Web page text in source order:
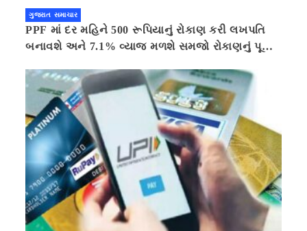
ગુજરાત સમાચાર
PPF માં દર મહિને 500 રૂપિયાનું રોકાણ કરી લખપતિ
બનાવશે અને 7.1% વ્યાજ મળશે સમજો રોકાણનું પૂરું